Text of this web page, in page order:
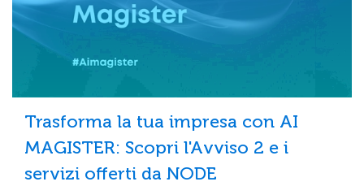
Trasforma la tua impresa con AI
MAGISTER: Scopri l'Avviso 2 e i
servizi offerti da NODE